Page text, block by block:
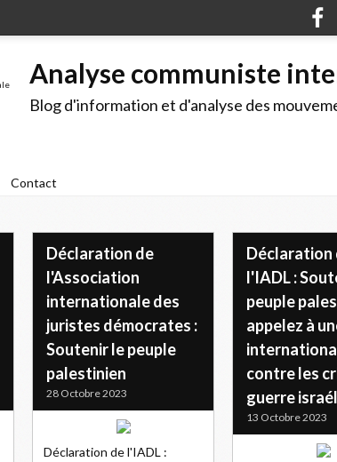
Analyse communiste
Blog d'information et d'analyse des
Contact
Déclaration de
l'Association
internationale des
juristes démocrates :
Soutenir le peuple
palestinien
28 Octobre 2023
Déclaration de l'IADL :
Déclaration
l'IADL :
peuple
appelez à
contre les
guerre
13 Octobre 2023